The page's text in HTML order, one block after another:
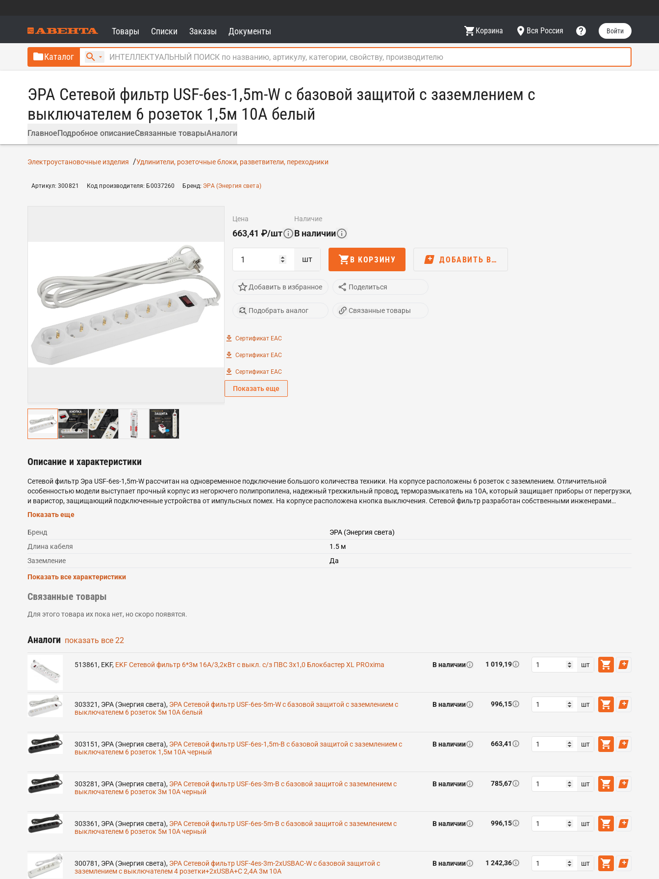
Товары Списки Заказы Документы Корзина Вся Россия Войти
Каталог
ЭРА Сетевой фильтр USF-6es-1,5m-W с базовой защитой с заземлением с
выключателем 6 розеток 1,5м 10А белый
ГлавноеПодробное описаниеСвязанные товарыАналоги
Электроустановочные изделия Удлинители, розеточные блоки, разветвители, переходники
Артикул:300821 Код производителя: Б0037260 Бренд: ЭРА (Энергия света)
цена
663,41 ₽/шт
наличие
В наличии
шт В КОРЗИНУ ДОБАВИТЬ В…
Добавить в избранное Поделиться
Подобрать аналог Связанные товары
Сертификат EAC
Сертификат EAC
Сертификат EAC
Показать еще
Описание и характеристики
Сетевой фильтр Эра USF-6es-1,5m-W рассчитан на одновременное подключение большого количества техники. На корпусе расположены 6 розеток с заземлением. Отличительной
особенностью модели выступает прочный корпус из негорючего полипропилена, надежный трехжильный провод, терморазмыкатель на 10А, который защищает приборы от перегрузки,
и варистор, защищающий подключенные устройства от импульсных помех. На корпусе расположена кнопка выключения. Сетевой фильтр разработан собственными инженерами
компании ЭРА, проходит проверку на всех этапах производства, гарантируя высокое качество его исполнения. Длина провода модели составляет 1,5 метра. Удлинитель удобно
использовать в пределах одной комнаты. Сетевой фильтр имеет кольцо на шнуре, благодаря чему прибор можно быстро выдернуть из сети.
Показать еще
Бренд
ЭРА (Энергия света)
Длина кабеля
1.5 м
Заземление
Да
Показать все характеристики
Связанные товары
Для этого товара их пока нет, но скоро появятся.
Аналоги показать все 22
513861, EKF, EKF Сетевой фильтр 6*3м 16А/3,2кВт с выкл. c/з ПВС 3x1,0 Блокбастер XL PROxima В наличии 1 019,19 шт
303321, ЭРА (Энергия света), ЭРА Сетевой фильтр USF-6es-5m-W с базовой защитой с заземлением с
выключателем 6 розеток 5м 10А белый
В наличии 996,15 шт
303151, ЭРА (Энергия света), ЭРА Сетевой фильтр USF-6es-1,5m-B с базовой защитой с заземлением с
выключателем 6 розеток 1,5м 10А черный
В наличии 663,41 шт
303281, ЭРА (Энергия света), ЭРА Сетевой фильтр USF-6es-3m-B с базовой защитой с заземлением с
выключателем 6 розеток 3м 10А черный
В наличии 785,67 шт
303361, ЭРА (Энергия света), ЭРА Сетевой фильтр USF-6es-5m-B с базовой защитой с заземлением с
выключателем 6 розеток 5м 10А черный
В наличии 996,15 шт
300781, ЭРА (Энергия света), ЭРА Сетевой фильтр USF-4es-3m-2xUSBAC-W с базовой защитой с
заземлением с выключателем 4 розетки+2xUSBA+C 2,4A 3м 10А
В наличии 1 242,36 шт